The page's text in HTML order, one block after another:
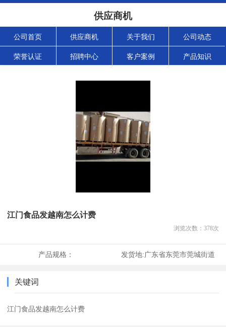
供应商机
公司首页 供应商机 关于我们 公司动态
荣誉认证 招聘中心 客户案例 产品知识
江门食品发越南怎么计费
浏览次数： 378次
产品规格： 发货地:广东省东莞市莞城街道
关键词
江门食品发越南怎么计费